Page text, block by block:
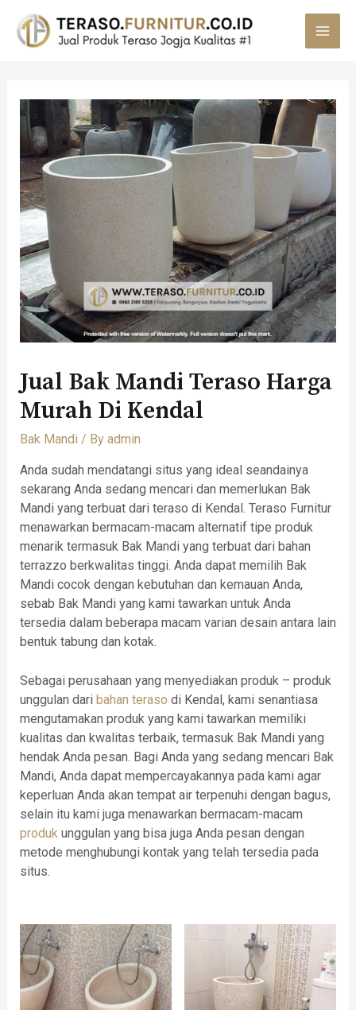
Jual Bak Mandi Teraso Harga
Murah Di Kendal
Bak Mandi / By admin
Anda sudah mendatangi situs yang ideal seandainya
sekarang Anda sedang mencari dan memerlukan Bak
Mandi yang terbuat dari teraso di Kendal. Teraso Furnitur
menawarkan bermacam-macam alternatif tipe produk
menarik termasuk Bak Mandi yang terbuat dari bahan
terrazzo berkwalitas tinggi. Anda dapat memilih Bak
Mandi cocok dengan kebutuhan dan kemauan Anda,
sebab Bak Mandi yang kami tawarkan untuk Anda
tersedia dalam beberapa macam varian desain antara lain
bentuk tabung dan kotak.
Sebagai perusahaan yang menyediakan produk – produk
unggulan dari bahan teraso di Kendal, kami senantiasa
mengutamakan produk yang kami tawarkan memiliki
kualitas dan kwalitas terbaik, termasuk Bak Mandi yang
hendak Anda pesan. Bagi Anda yang sedang mencari Bak
Mandi, Anda dapat mempercayakannya pada kami agar
keperluan Anda akan tempat air terpenuhi dengan bagus,
selain itu kami juga menawarkan bermacam-macam
produkunggulan yang bisa juga Anda pesan dengan
metode menghubungi kontak yang telah tersedia pada
situs.